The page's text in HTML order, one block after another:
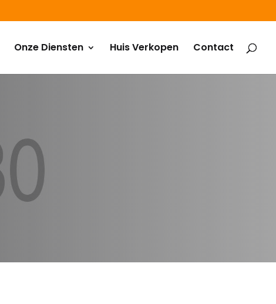
Onze Diensten Huis Verkopen Contact